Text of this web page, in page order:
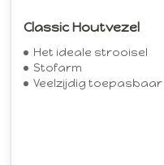
Classic Houtvezel
Het ideale strooisel
Stofarm
Veelzijdig toepasbaar